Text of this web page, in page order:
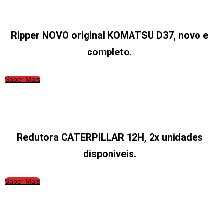
Ripper NOVO original KOMATSU D37, novo e
completo.
Saber Mais
Redutora CATERPILLAR 12H, 2x unidades
disponiveis.
Saber Mais